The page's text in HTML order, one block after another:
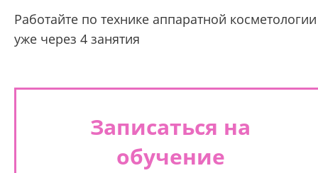
Работайте по технике аппаратной косметологии
уже через 4 занятия
Записаться на
обучение